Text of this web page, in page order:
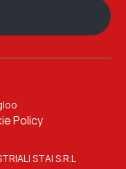
STAI S.R.L
Policy